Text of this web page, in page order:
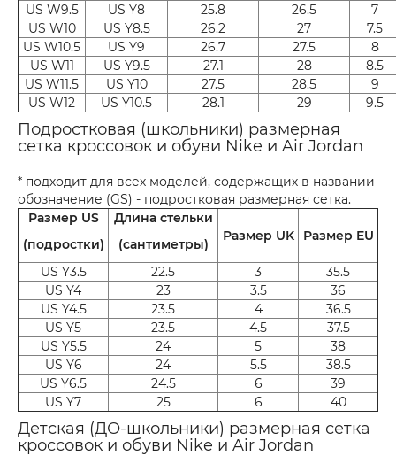
US W9.5
US Y8 25.8 26.5
7
US W10
US Y8.5 26.2 27
7.5
US W10.5
US Y9 26.7 27.5
8
US W11
US Y9.5 27.1 28
8.5
US W11.5
US Y10 27.5 28.5
9
US W12
US Y10.5 28.1 29 9.5
Подростковая (школьники) размерная
сетка кроссовок и обуви Nike и Air Jordan
* подходит для всех моделей, содержащих в названии
обозначение (GS) - подростковая размерная сетка.
Размер US
(подростки)
Длина стельки
(сантиметры)
Размер UK Размер EU
US Y3.5 22.5 3
35.5
US Y4
23 3.5
36
US Y4.5
23.5 4
36.5
US Y5
23.5 4.5
37.5
US Y5.5
24 5
38
US Y6
24 5.5
38.5
US Y6.5
24.5 6
39
US Y7
25 6 40
Детская (ДО-школьники) размерная сетка
кроссовок и обуви Nike и Air Jordan